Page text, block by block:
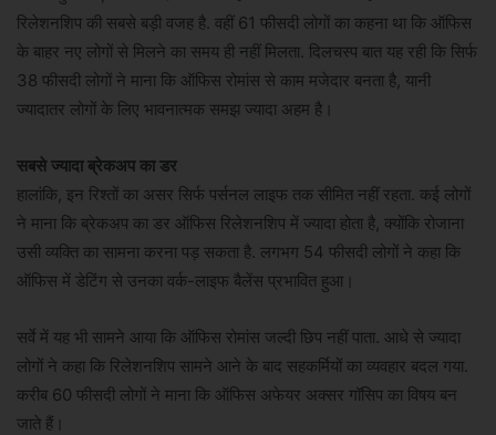
रिलेशनशिप की सबसे बड़ी वजह है. वहीं 61 फीसदी लोगों का कहना था कि ऑफिस
के बाहर नए लोगों से मिलने का समय ही नहीं मिलता. दिलचस्प बात यह रही कि सिर्फ
38 फीसदी लोगों ने माना कि ऑफिस रोमांस से काम मजेदार बनता है, यानी
ज्यादातर लोगों के लिए भावनात्मक समझ ज्यादा अहम है।
सबसे ज्यादा ब्रेकअप का डर
हालांकि, इन रिश्तों का असर सिर्फ पर्सनल लाइफ तक सीमित नहीं रहता. कई लोगों
ने माना कि ब्रेकअप का डर ऑफिस रिलेशनशिप में ज्यादा होता है, क्योंकि रोजाना
उसी व्यक्ति का सामना करना पड़ सकता है. लगभग 54 फीसदी लोगों ने कहा कि
ऑफिस में डेटिंग से उनका वर्क-लाइफ बैलेंस प्रभावित हुआ।
सर्वे में यह भी सामने आया कि ऑफिस रोमांस जल्दी छिप नहीं पाता. आधे से ज्यादा
लोगों ने कहा कि रिलेशनशिप सामने आने के बाद सहकर्मियों का व्यवहार बदल गया.
करीब 60 फीसदी लोगों ने माना कि ऑफिस अफेयर अक्सर गॉसिप का विषय बन
जाते हैं।